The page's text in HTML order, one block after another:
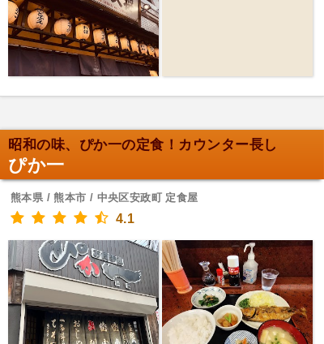
昭和の味、ぴか一の定食！カウンター長し
ぴか一
熊本県 / 熊本市 / 中央区安政町 定食屋
4.1